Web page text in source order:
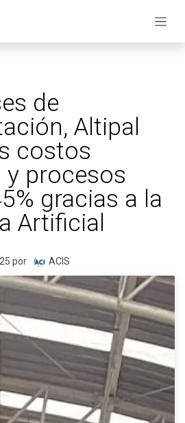
de
Altipal
costos
procesos
gracias a la
Artificial
por ACIS